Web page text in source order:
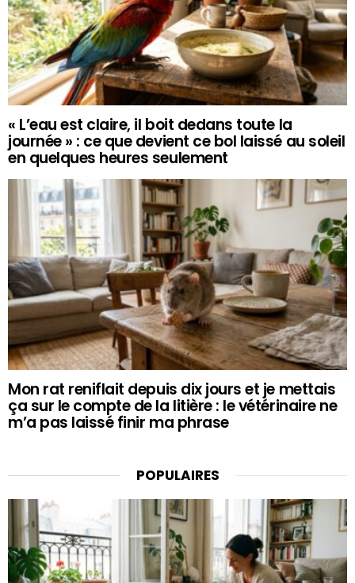
« L’eau est claire, il boit dedans toute la
journée » : ce que devient ce bol laissé au soleil
en quelques heures seulement
Mon rat reniflait depuis dix jours et je mettais
ça sur le compte de la litière : le vétérinaire ne
m’a pas laissé finir ma phrase
POPULAIRES